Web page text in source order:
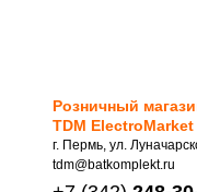
Розничный
TDM ElectroMarket
г. Пермь, ул.
tdm@batkomplekt.ru